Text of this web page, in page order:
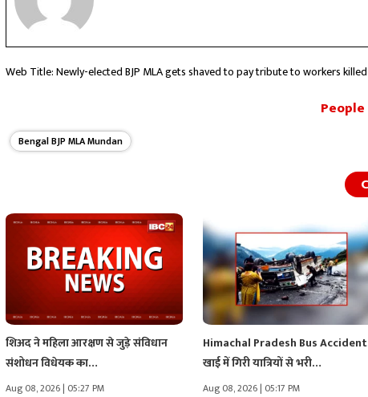
Web Title: Newly-elected BJP MLA gets shaved to pay tribute to workers
Bengal BJP MLA Mundan
शिअद ने महिला आरक्षण से जुड़े संविधान
संशोधन विधेयक का…
Aug 08, 2026 | 05:27 PM
Himachal Pradesh Bus
खाई में गिरी यात्रियों से भरी…
Aug 08, 2026 | 05:17 PM